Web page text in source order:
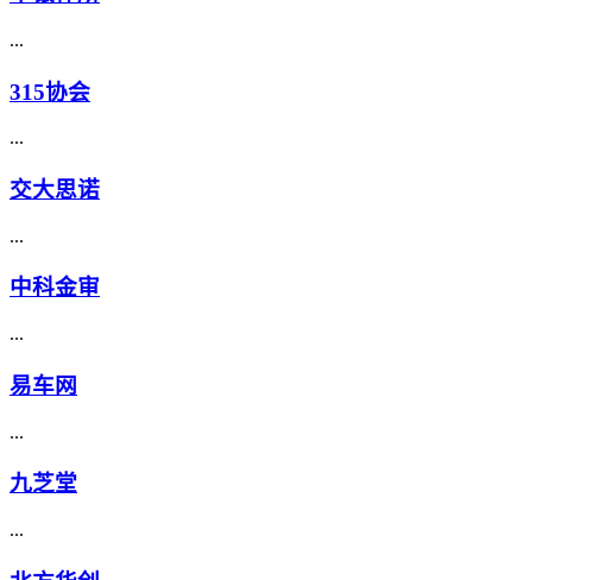
...
315协会
...
交大思诺
...
中科金审
...
易车网
...
九芝堂
...